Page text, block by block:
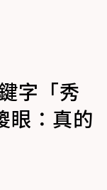
字「秀
眼：真的